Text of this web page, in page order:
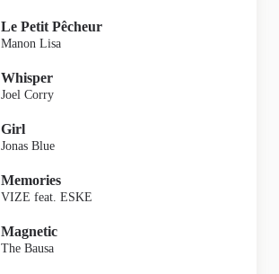
Le Petit Pêcheur
Manon Lisa
Whisper
Joel Corry
Girl
Jonas Blue
Memories
VIZE feat. ESKE
Magnetic
The Bausa